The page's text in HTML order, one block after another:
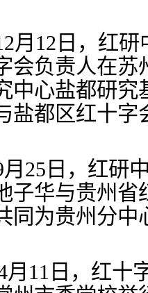
月12日，红
会负责人在
中心盐都研
盐都区红十
月25日，红研
子华与贵州
同为贵州分
月 11 日，红十